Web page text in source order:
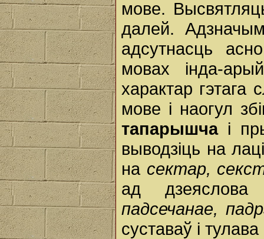
мове.
далей.
адсутнасць
мовах інда-
характар гэтага
мове і наогул
тапарышчаі
выводзіць на
на сектар,
ад
падсечанае,
суставаў і